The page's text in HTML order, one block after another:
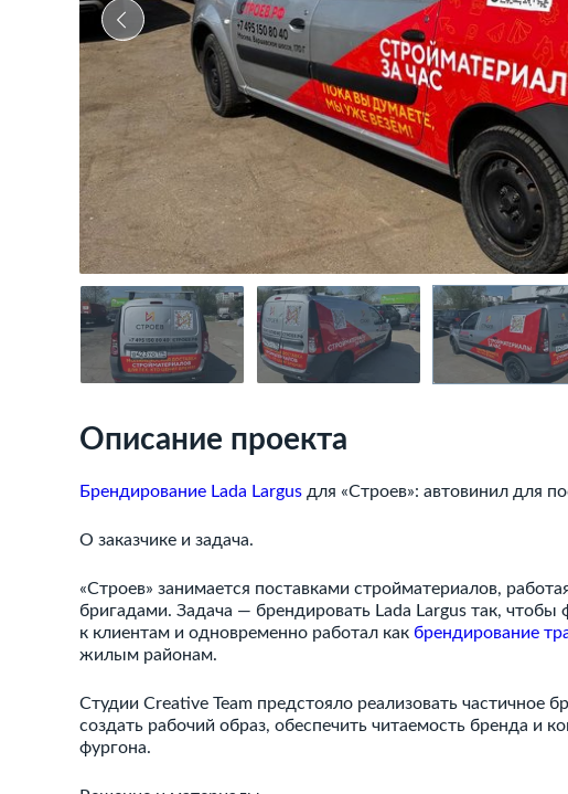
Описание проекта
Брендирование Lada Largus для «Строев»: автовинил для
О заказчике и задача.
«Строев» занимается поставками стройматериалов,
бригадами. Задача — брендировать Lada Largus так,
к клиентам и одновременно работал как брендирование
жилым районам.
Студии Creative Team предстояло реализовать частичное
создать рабочий образ, обеспечить читаемость бренда и
фургона.